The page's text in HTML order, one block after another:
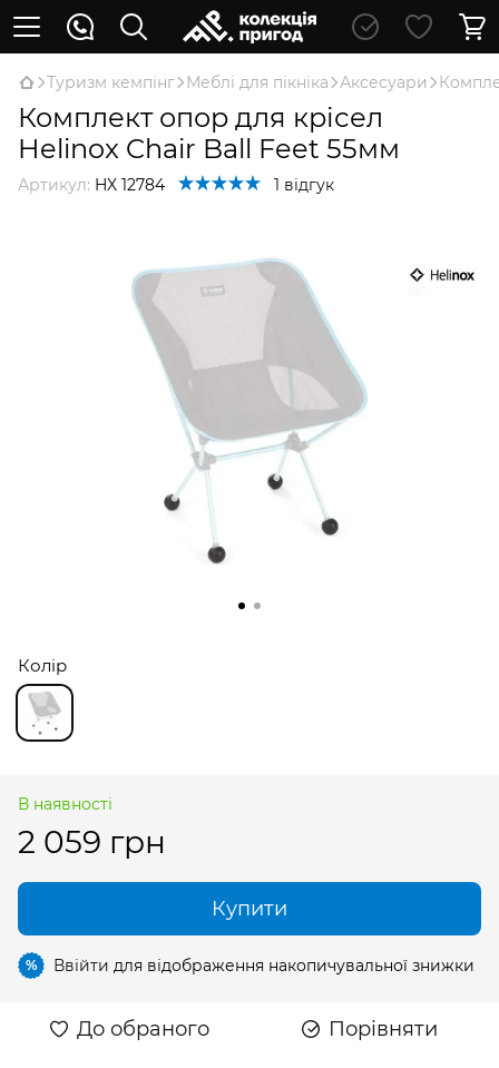
Туризм кемпінг Меблі для пікніка Аксесуари
Комплект опор для крісел
Helinox Chair Ball Feet 55мм
Артикул: HX 12784 1 відгук
Колір
В наявності
2 059 грн
Купити
% Ввійти для відображення накопичувальної знижки
До обраного Порівняти